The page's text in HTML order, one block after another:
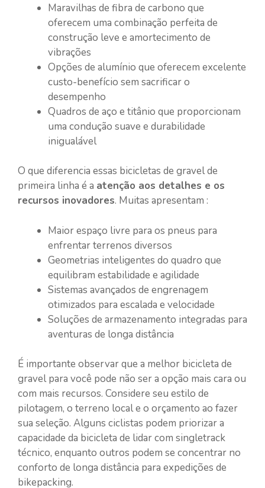
Maravilhas de fibra de carbono que
oferecem uma combinação perfeita de
construção leve e amortecimento de
vibrações
Opções de alumínio que oferecem excelente
custo-benefício sem sacrificar o
desempenho
Quadros de aço e titânio que proporcionam
uma condução suave e durabilidade
inigualável
O que diferencia essas bicicletas de gravel de
primeira linha é a atenção aos detalhes e os
recursos inovadores. Muitas apresentam :
Maior espaço livre para os pneus para
enfrentar terrenos diversos
Geometrias inteligentes do quadro que
equilibram estabilidade e agilidade
Sistemas avançados de engrenagem
otimizados para escalada e velocidade
Soluções de armazenamento integradas para
aventuras de longa distância
É importante observar que a melhor bicicleta de
gravel para você pode não ser a opção mais cara ou
com mais recursos. Considere seu estilo de
pilotagem, o terreno local e o orçamento ao fazer
sua seleção. Alguns ciclistas podem priorizar a
capacidade da bicicleta de lidar com singletrack
técnico, enquanto outros podem se concentrar no
conforto de longa distância para expedições de
bikepacking.